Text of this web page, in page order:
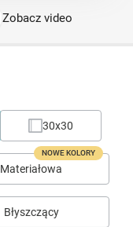
Zobacz video
30x30
Materiałowa
NOWE KOLORY
Błyszczący